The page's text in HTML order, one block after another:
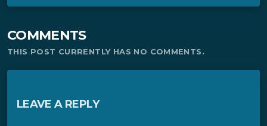
COMMENTS
THIS POST CURRENTLY HAS NO COMMENTS.
LEAVE A REPLY